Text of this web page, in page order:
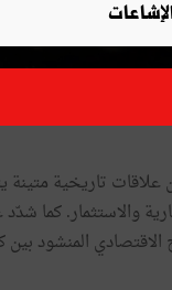
يوم الاثنين
تاريخية
والاستثمار. كما
المنشود بين